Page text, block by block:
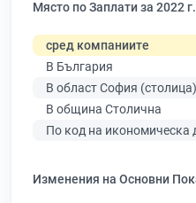
Място по Заплати за 2022 г.
сред компаниите
В България
В област София (столица)
В община Столична
По код на икономическа
Изменения на Основни